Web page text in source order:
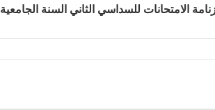
الامتحانات للسداسي الثاني السنة الجامعية 2023/2022